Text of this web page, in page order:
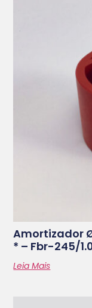
Amortizador
* – Fbr-245/
Leia Mais